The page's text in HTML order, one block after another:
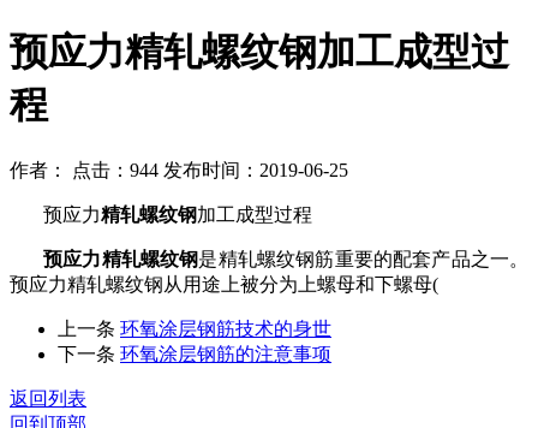
预应力精轧螺纹钢加工成型过
程
作者： 点击：944 发布时间：2019-06-25
预应力精轧螺纹钢加工成型过程
预应力精轧螺纹钢是精轧螺纹钢筋重要的配套产品之一。
预应力精轧螺纹钢从用途上被分为上螺母和下螺母(
上一条 环氧涂层钢筋技术的身世
下一条 环氧涂层钢筋的注意事项
返回列表
回到顶部